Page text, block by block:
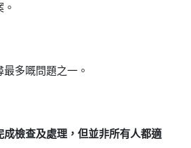
多嘅問題之一。
成檢查及處理，但並非所有人都適